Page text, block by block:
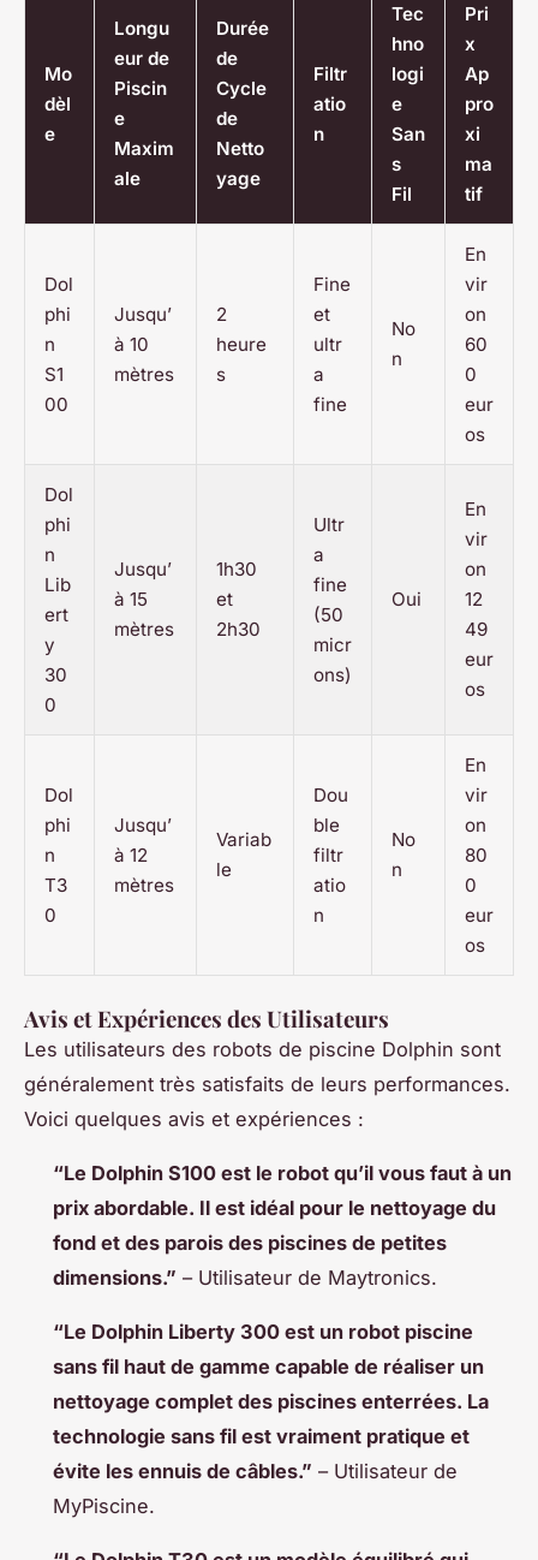
Mo
dèl
e
Longu
eur de
Piscin
e
Maxim
ale
Durée
de
Cycle
de
Netto
yage
Filtr
atio
n
Tec
hno
logi
e
San
s
Fil
Pri
x
Ap
pro
xi
ma
tif
Dol
phi
n
S1
00
Jusqu’
à 10
mètres
2
heure
s
Fine
et
ultr
a
fine
No
n
En
vir
on
60
0
eur
os
Dol
phi
n
Lib
ert
y
30
0
Jusqu’
à 15
mètres
1h30
et
2h30
Ultr
a
fine
(50
micr
ons)
Oui
En
vir
on
12
49
eur
os
Dol
phi
n
T3
0
Jusqu’
à 12
mètres
Variab
le
Dou
ble
filtr
atio
n
No
n
En
vir
on
80
0
eur
os
Avis et Expériences des Utilisateurs
Les utilisateurs des robots de piscine Dolphin sont
généralement très satisfaits de leurs performances.
Voici quelques avis et expériences :
“Le Dolphin S100 est le robot qu’il vous faut à un
prix abordable. Il est idéal pour le nettoyage du
fond et des parois des piscines de petites
dimensions.” – Utilisateur de Maytronics.
“Le Dolphin Liberty 300 est un robot piscine
sans fil haut de gamme capable de réaliser un
nettoyage complet des piscines enterrées. La
technologie sans fil est vraiment pratique et
évite les ennuis de câbles.” – Utilisateur de
MyPiscine.